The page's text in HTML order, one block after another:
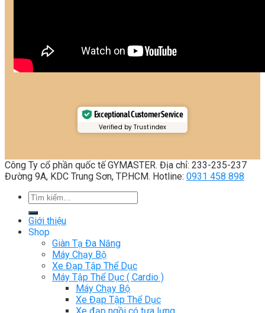
Exceptional Customer Service
Verified by Trustindex
Công Ty cổ phần quốc tế GYMASTER. Địa chỉ: 233-235-237
Đường 9A, KDC Trung Sơn, TP.HCM. Hotline: 0931 458 898
Tìm
kiếm:
Giới thiệu
Shop
Giàn Tạ Đa Năng
Máy Chạy Bộ
Xe Đạp Tập Thể Dục
Máy Tập Thể Dục ( Cardio )
Máy Chạy Bộ
Xe Đạp Tập Thể Dục
Xe đạp ngồi có tựa lưng